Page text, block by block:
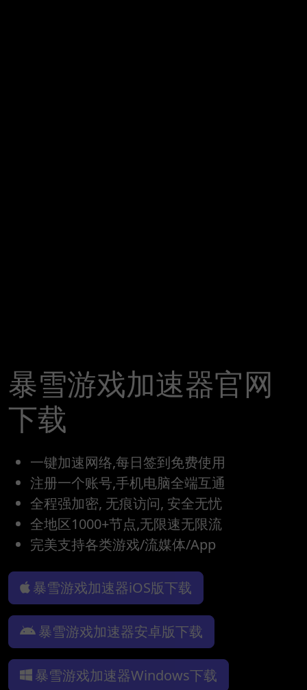
暴雪游戏加速器官网
下载
一键加速网络,每日签到免费使用
注册一个账号,手机电脑全端互通
全程强加密, 无痕访问, 安全无忧
全地区1000+节点,无限速无限流
完美支持各类游戏/流媒体/App
暴雪游戏加速器iOS版下载
暴雪游戏加速器安卓版下载
暴雪游戏加速器Windows下载